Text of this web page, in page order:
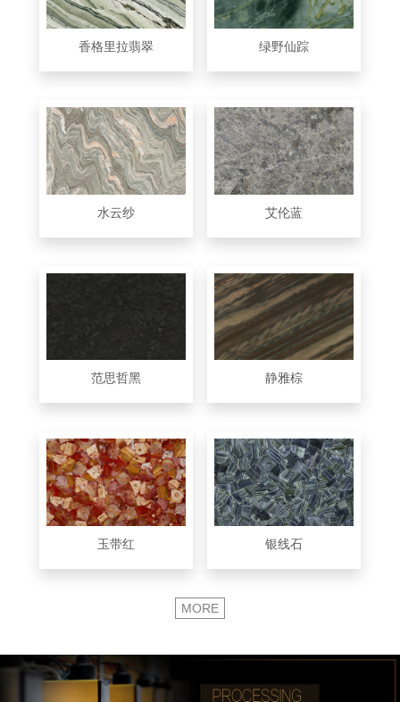
香格里拉翡翠 绿野仙踪
水云纱 艾伦蓝
范思哲黑 静雅棕
玉带红 银线石
MORE